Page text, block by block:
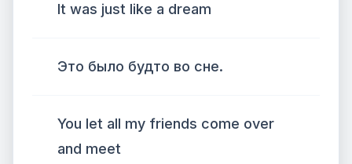
It was just like a dream
Это было будто во сне.
You let all my friends come over
and meet